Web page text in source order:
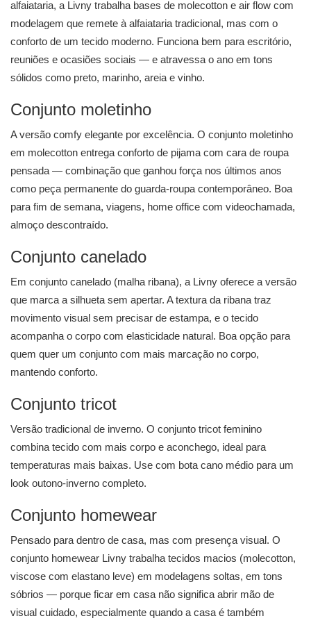
alfaiataria, a Livny trabalha bases de molecotton e air flow com
modelagem que remete à alfaiataria tradicional, mas com o
conforto de um tecido moderno. Funciona bem para escritório,
reuniões e ocasiões sociais — e atravessa o ano em tons
sólidos como preto, marinho, areia e vinho.
Conjunto moletinho
A versão comfy elegante por excelência. O conjunto moletinho
em molecotton entrega conforto de pijama com cara de roupa
pensada — combinação que ganhou força nos últimos anos
como peça permanente do guarda-roupa contemporâneo. Boa
para fim de semana, viagens, home office com videochamada,
almoço descontraído.
Conjunto canelado
Em conjunto canelado (malha ribana), a Livny oferece a versão
que marca a silhueta sem apertar. A textura da ribana traz
movimento visual sem precisar de estampa, e o tecido
acompanha o corpo com elasticidade natural. Boa opção para
quem quer um conjunto com mais marcação no corpo,
mantendo conforto.
Conjunto tricot
Versão tradicional de inverno. O conjunto tricot feminino
combina tecido com mais corpo e aconchego, ideal para
temperaturas mais baixas. Use com bota cano médio para um
look outono-inverno completo.
Conjunto homewear
Pensado para dentro de casa, mas com presença visual. O
conjunto homewear Livny trabalha tecidos macios (molecotton,
viscose com elastano leve) em modelagens soltas, em tons
sóbrios — porque ficar em casa não significa abrir mão de
visual cuidado, especialmente quando a casa é também